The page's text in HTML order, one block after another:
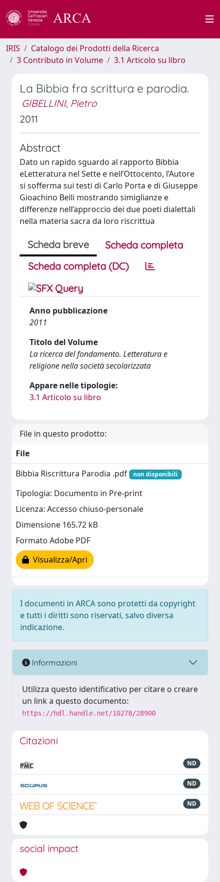
IRIS
Catalogo dei Prodotti della Ricerca
3 Contributo in Volume
3.1 Articolo su libro
La Bibbia fra scrittura e parodia.
GIBELLINI, Pietro
2011
Abstract
Dato un rapido sguardo al rapporto Bibbia
eLetteratura nel Sette e nell’Ottocento, l’Autore
si sofferma sui testi di Carlo Porta e di Giuseppe
Gioachino Belli mostrando simiglianze e
differenze nell’approccio dei due poeti dialettali
nella materia sacra da loro riscrittua
Scheda breve
Scheda completa
Scheda completa (DC)
Anno pubblicazione
2011
Titolo del Volume
La ricerca del fondamento. Letteratura e
religione nella società secolarizzata
Appare nelle tipologie:
3.1 Articolo su libro
File in questo prodotto:
File
Bibbia Riscrittura Parodia .pdf
non disponibili
Tipologia: Documento in Pre-print
Licenza: Accesso chiuso-personale
Dimensione 165.72 kB
Formato Adobe PDF
Visualizza/Apri
I documenti in ARCA sono protetti da copyright
e tutti i diritti sono riservati, salvo diversa
indicazione.
Informazioni
Utilizza questo identificativo per citare o creare
un link a questo documento:
https://hdl.handle.net/10278/28900
Citazioni
ND
ND
ND
social impact